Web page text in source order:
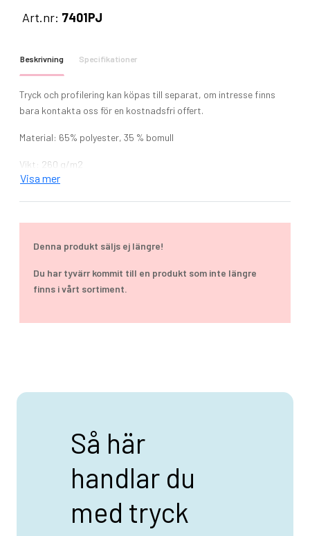
Art.nr: 7401PJ
Beskrivning Specifikationer
Tryck och profilering kan köpas till separat, om intresse finns
bara kontakta oss för en kostnadsfri offert.
Material: 65% polyester, 35 % bomull
Vikt: 260 g/m2
aktivt arbetar med.
BSCI (Business Social Compliance Initiative)
Accord on Fire and Building Safety
Clean Shipping Index
Visa mer
Denna produkt säljs ej längre!
Du har tyvärr kommit till en produkt som inte längre
finns i vårt sortiment.
Så här
handlar du
med tryck